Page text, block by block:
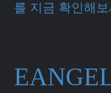
를 지금 확인해